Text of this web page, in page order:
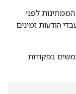
לפני
הודעות זמינים
בפקודות